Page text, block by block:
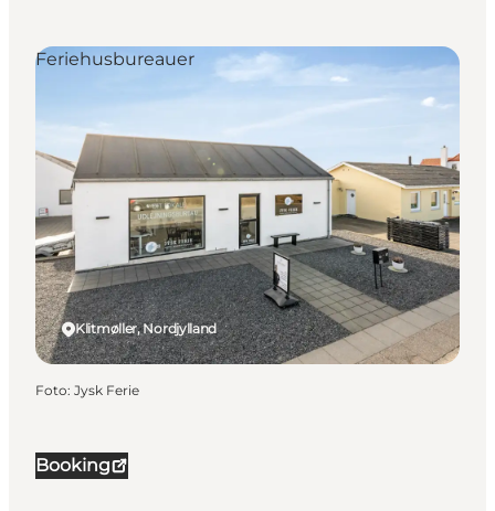
Booking
Klitmøller, Nordjylland
Feriehusbureauer
Foto: Jysk Ferie